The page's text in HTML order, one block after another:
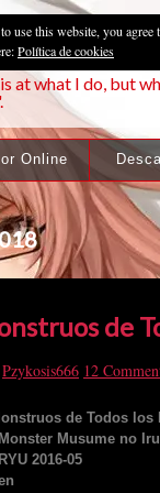
at what I do, but
Online
de
Pzykosis666 12
de Todos los
Musume no
2016-05
use this website, you agree
Política de cookies